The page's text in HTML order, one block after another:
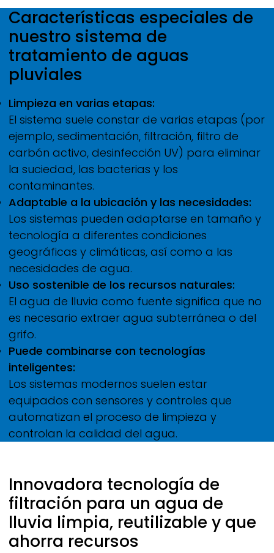
Características especiales de
nuestro sistema de
tratamiento de aguas
pluviales
Limpieza en varias etapas:
El sistema suele constar de varias etapas (por
ejemplo, sedimentación, filtración, filtro de
carbón activo, desinfección UV) para eliminar
la suciedad, las bacterias y los
contaminantes.
Adaptable a la ubicación y las necesidades:
Los sistemas pueden adaptarse en tamaño y
tecnología a diferentes condiciones
geográficas y climáticas, así como a las
necesidades de agua.
Uso sostenible de los recursos naturales:
El agua de lluvia como fuente significa que no
es necesario extraer agua subterránea o del
grifo.
Puede combinarse con tecnologías
inteligentes:
Los sistemas modernos suelen estar
equipados con sensores y controles que
automatizan el proceso de limpieza y
controlan la calidad del agua.
Innovadora tecnología de
filtración para un agua de
lluvia limpia, reutilizable y que
ahorra recursos